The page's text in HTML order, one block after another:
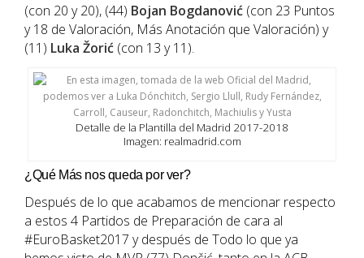
(con 20 y 20), (44) Bojan Bogdanović (con 23 Puntos
y 18 de Valoración, Más Anotación que Valoración) y
(11) Luka Žorić (con 13 y 11).
Detalle de la Plantilla del Madrid 2017-2018
Imagen: realmadrid.com
¿Qué Más nos queda por ver?
Después de lo que acabamos de mencionar respecto
a estos 4 Partidos de Preparación de cara al
#EuroBasket2017 y después de Todo lo que ya